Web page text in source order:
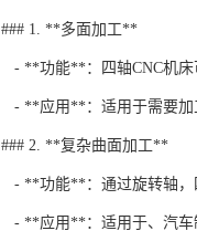
### 1. **多面加工**
- **功能**：四轴CNC机床
- **应用**：适用于需要加
### 2. **复杂曲面加工**
- **功能**：通过旋转轴，
- **应用**：适用于、汽车